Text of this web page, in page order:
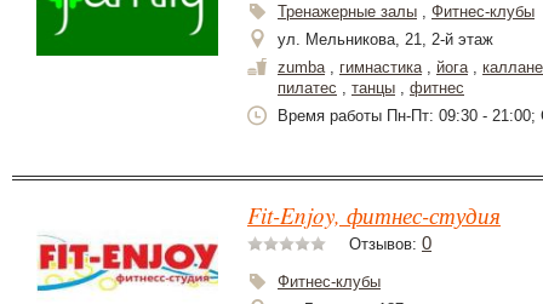
Тренажерные залы , Фитнес-клубы
ул. Мельникова, 21, 2-й этаж
zumba, гимнастика, йога,
пилатес , танцы , фитнес
Время работы Пн-Пт: 09:30 - 21:00;
Fit-Enjoy, фитнес-студия
Отзывов: 0
Фитнес-клубы